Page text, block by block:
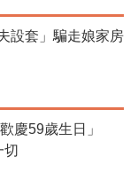
設套」騙走娘家房
歡慶59歲生日」
切